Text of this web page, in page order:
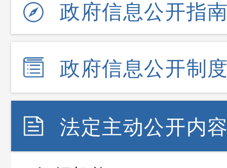
政府信息公开指
政府信息公开制
法定主动公开内